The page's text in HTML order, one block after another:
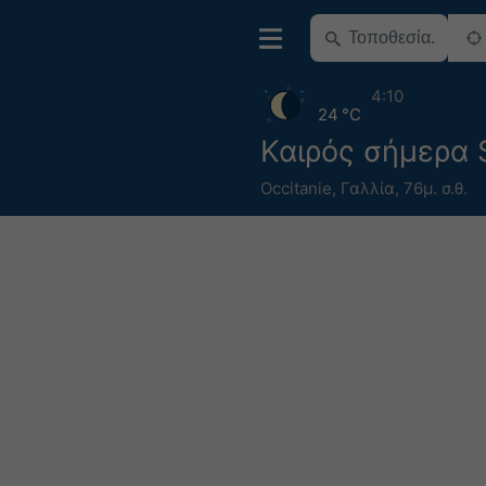
Καιρός σήμερα
Occitanie, Γαλλία, 76μ. σ.θ.
24 °C
4:10